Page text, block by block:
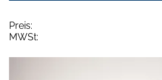
Preis:
MWSt: